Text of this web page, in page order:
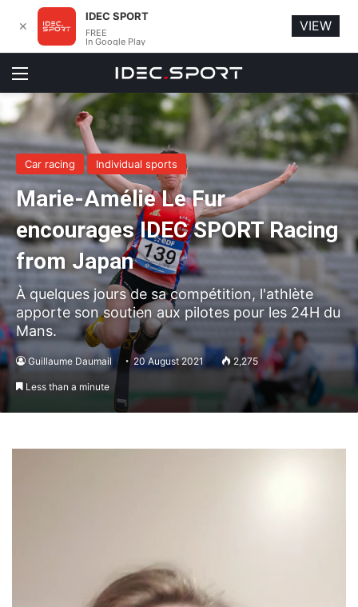
Menu
Car racing Individual sports
Marie-Amélie Le Fur
encourages IDEC SPORT Racing
from Japan
À quelques jours de sa compétition, l'athlète
apporte son soutien aux pilotes pour les 24H du
Mans.
Guillaume Daumail 20 August 2021 2,275
Less than a minute
✕
IDEC SPORT
FREE
In Google Play
VIEW